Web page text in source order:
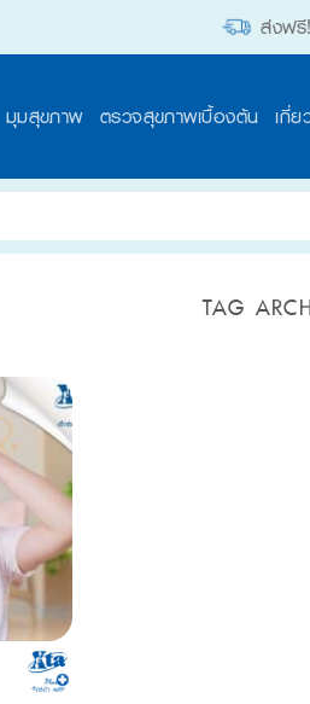
ส่งฟรี
มุมสุขภาพ ตรวจสุขภาพเบื้องต้น เกี่ย
TAG